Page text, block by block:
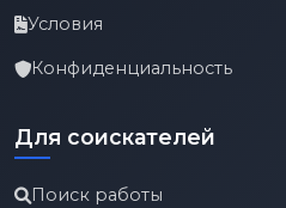
Условия
Конфиденциальность
Для соискателей
Поиск работы